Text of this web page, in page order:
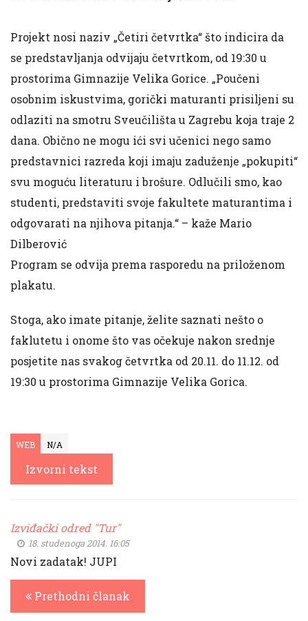
Projekt nosi naziv „Četiri četvrtka“ što indicira da
se predstavljanja odvijaju četvrtkom, od 19:30 u
prostorima Gimnazije Velika Gorice. „Poučeni
osobnim iskustvima, gorički maturanti prisiljeni su
odlaziti na smotru Sveučilišta u Zagrebu koja traje 2
dana. Obično ne mogu ići svi učenici nego samo
predstavnici razreda koji imaju zaduženje „pokupiti“
svu moguću literaturu i brošure. Odlučili smo, kao
studenti, predstaviti svoje fakultete maturantima i
odgovarati na njihova pitanja.“ – kaže Mario
Dilberović
Program se odvija prema rasporedu na priloženom
plakatu.
Stoga, ako imate pitanje, želite saznati nešto o
faklutetu i onome što vas očekuje nakon srednje
posjetite nas svakog četvrtka od 20.11. do 11.12. od
19:30 u prostorima Gimnazije Velika Gorica.
WEB N/A
Izvorni tekst
Izviđački odred "Tur"
18. studenoga 2014. 16:05
Novi zadatak! JUPI
Prethodni članak